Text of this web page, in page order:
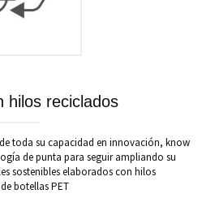
hilos reciclados
toda su capacidad en innovación, know
de punta para seguir ampliando su
sostenibles elaborados con hilos
botellas PET